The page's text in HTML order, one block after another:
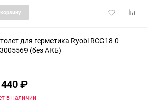
Добавить
для герметика Ryobi RCG18-0
(без АКБ)
₽
в наличии